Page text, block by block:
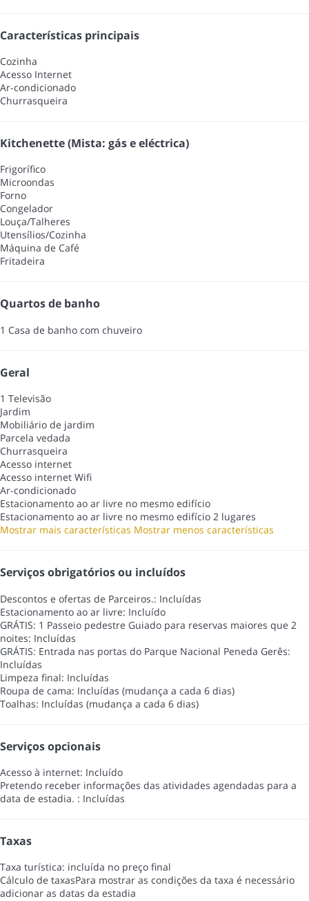
Características principais
Cozinha
Acesso Internet
Ar-condicionado
Churrasqueira
Kitchenette (Mista: gás e eléctrica)
Frigorífico
Microondas
Forno
Congelador
Louça/Talheres
Utensílios/Cozinha
Máquina de Café
Fritadeira
Quartos de banho
1 Casa de banho com chuveiro
Geral
1 Televisão
Jardim
Mobiliário de jardim
Parcela vedada
Churrasqueira
Acesso internet
Acesso internet Wifi
Ar-condicionado
Estacionamento ao ar livre no mesmo edifício
Estacionamento ao ar livre no mesmo edifício 2 lugares
Mostrar mais características Mostrar menos características
Serviços obrigatórios ou incluídos
Descontos e ofertas de Parceiros.: Incluídas
Estacionamento ao ar livre: Incluído
GRÁTIS: 1 Passeio pedestre Guiado para reservas maiores que 2
noites: Incluídas
GRÁTIS: Entrada nas portas do Parque Nacional Peneda Gerês:
Incluídas
Limpeza final: Incluídas
Roupa de cama: Incluídas (mudança a cada 6 dias)
Toalhas: Incluídas (mudança a cada 6 dias)
Serviços opcionais
Acesso à internet: Incluído
Pretendo receber informações das atividades agendadas para a
data de estadia. : Incluídas
Taxas
Taxa turística: incluída no preço final
Cálculo de taxasPara mostrar as condições da taxa é necessário
adicionar as datas da estadia